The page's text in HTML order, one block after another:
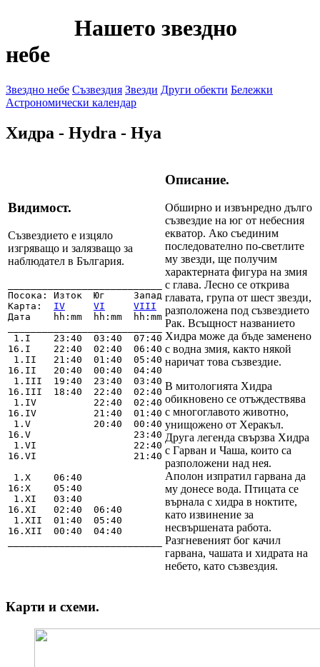
Нашето звездно
небе
Звездно небе Съзвездия Звезди Други обекти Бележки
Астрономически календар
Хидра - Hydra - Hya
Видимост.
Съзвездието е изцяло
изгряващо и залязващо за
наблюдател в България.
Посока: Изток  Юг     Запад
Карта: IV VI
VIII
Дата    hh:mm  hh:mm  hh:mm
1.I    23:40  03:40  07:40
16.I    22:40  02:40  06:40
1.II   21:40  01:40  05:40
16.II   20:40  00:40  04:40
1.III  19:40  23:40  03:40
16.III  18:40  22:40  02:40
1.IV          22:40  02:40
16.IV          21:40  01:40
1.V           20:40  00:40
16.V                  23:40
1.VI                 22:40
16.VI                 21:40
1.X    06:40
16:X    05:40
1.XI   03:40
16.XI   02:40  06:40
1.XII  01:40  05:40
16.XII  00:40  04:40
Описание.
Обширно и извънредно дълго
съзвездие на юг от небесния
екватор. Ако съединим
последователно по-светлите
му звезди, ще получим
характерната фигура на змия
с глава. Лесно се открива
главата, група от шест звезди,
разположена под съзвездието
Рак. Всъщност названието
Хидра може да бъде заменено
с водна змия, както някой
наричат това съзвездие.
В митологията Хидра
обикновено се отъждествява
с многоглавото животно,
унищожено от Херакъл.
Друга легенда свързва Хидра
с Гарван и Чаша, които са
разположени над нея.
Аполон изпратил гарвана да
му донесе вода. Птицата се
върнала с хидра в ноктите,
като извинение за
несвършената работа.
Разгневеният бог качил
гарвана, чашата и хидрата на
небето, като съзвездия.
Карти и схеми.